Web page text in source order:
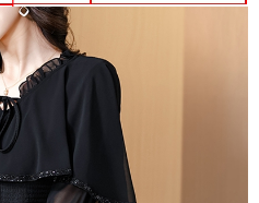
之「AFTEE先享後付」服務完成之交
資料，並將交易相關給付款項請求債
下網址：
理人或監護人之同意方可使用
辦者引起之損失，本公司不負相關責
依據個別帳號之用戶狀況，依本公司即
免運費
運費
免運費